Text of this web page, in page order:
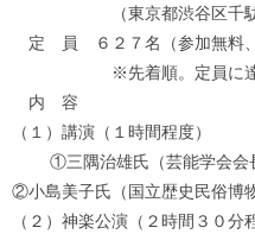
（東京都渋谷区千駄ヶ
定 員 ６２７名（参加無料、
※先着順。定員に達し
内 容
（１）講演（１時間程度）
①三隅治雄氏（芸能学会会
②小島美子氏（国立歴史民俗博
（２）神楽公演（２時間３０分